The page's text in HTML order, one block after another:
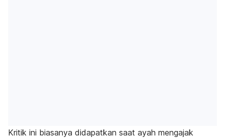
Kritik ini biasanya didapatkan saat ayah mengajak